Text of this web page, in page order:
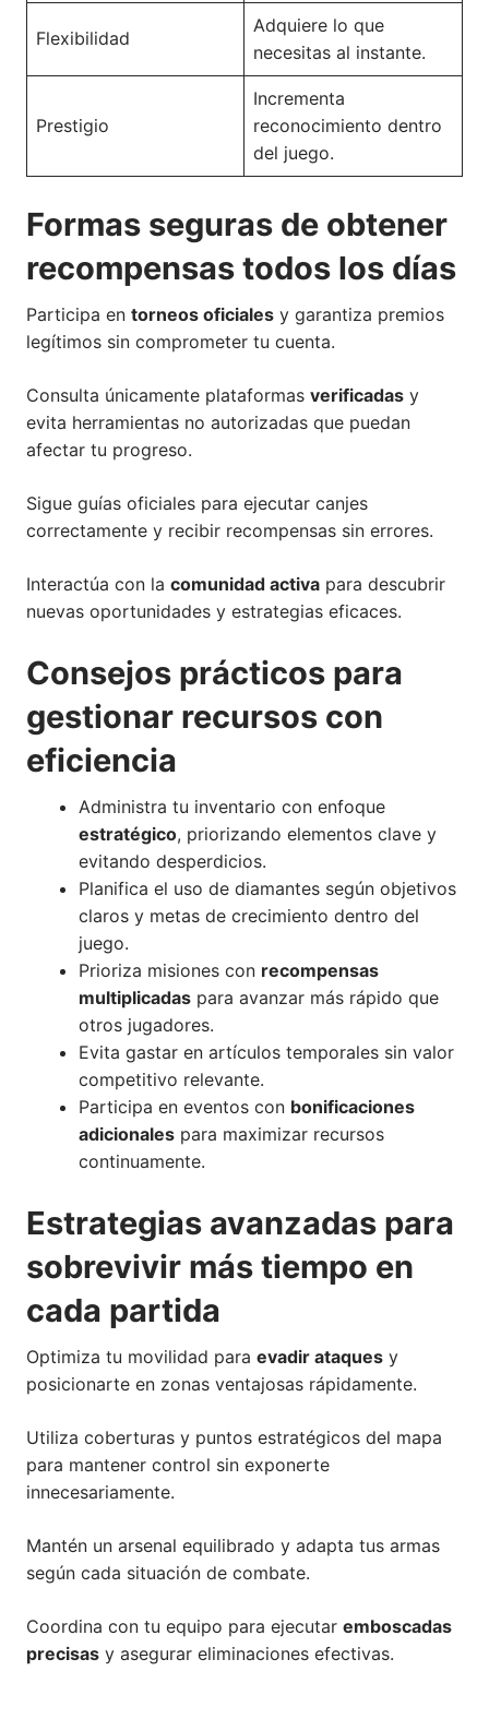
Flexibilidad
Adquiere lo que
necesitas al instante.
Prestigio
Incrementa
reconocimiento dentro
del juego.
Formas seguras de obtener
recompensas todos los días
Participa en torneos oficiales y garantiza premios
legítimos sin comprometer tu cuenta.
Consulta únicamente plataformas verificadas y
evita herramientas no autorizadas que puedan
afectar tu progreso.
Sigue guías oficiales para ejecutar canjes
correctamente y recibir recompensas sin errores.
Interactúa con la comunidad activa para descubrir
nuevas oportunidades y estrategias eficaces.
Consejos prácticos para
gestionar recursos con
eficiencia
Administra tu inventario con enfoque
estratégico, priorizando elementos clave y
evitando desperdicios.
Planifica el uso de diamantes según objetivos
claros y metas de crecimiento dentro del
juego.
Prioriza misiones con recompensas
multiplicadas para avanzar más rápido que
otros jugadores.
Evita gastar en artículos temporales sin valor
competitivo relevante.
Participa en eventos con bonificaciones
adicionales para maximizar recursos
continuamente.
Estrategias avanzadas para
sobrevivir más tiempo en
cada partida
Optimiza tu movilidad para evadir ataques y
posicionarte en zonas ventajosas rápidamente.
Utiliza coberturas y puntos estratégicos del mapa
para mantener control sin exponerte
innecesariamente.
Mantén un arsenal equilibrado y adapta tus armas
según cada situación de combate.
Coordina con tu equipo para ejecutar emboscadas
precisas y asegurar eliminaciones efectivas.